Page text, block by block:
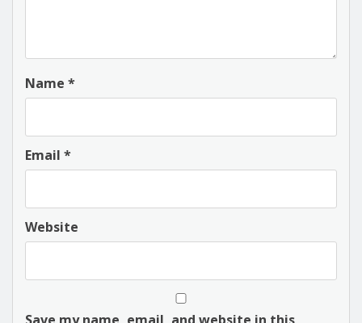
Name *
Email *
Website
Save my name, email, and website in this